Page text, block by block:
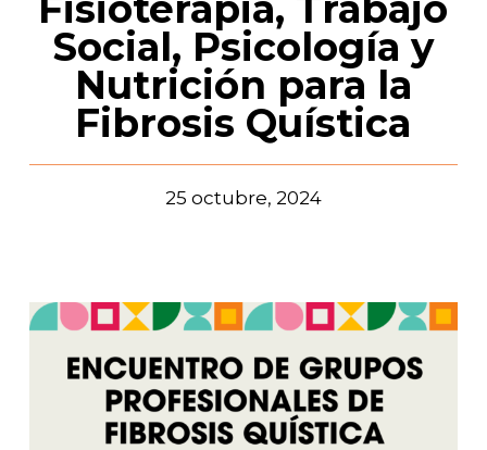
Social, Psicología y
Nutrición para la
Fibrosis Quística
25 octubre, 2024